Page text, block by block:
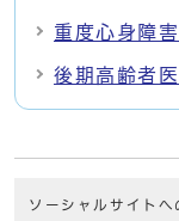
重度心身障
後期高齢者
ソーシャルサイト